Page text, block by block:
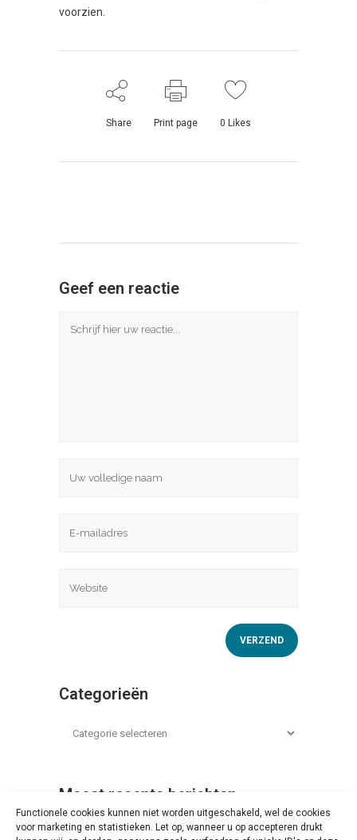
Functionele cookies kunnen niet worden uitgeschakeld, wel de cookies
voor marketing en statistieken. Let op, wanneer u op accepteren drukt
voorzien.
Share Print page 0 Likes
Geef een reactie
Categorieën
Meest recente berichten
Zo werk je op school